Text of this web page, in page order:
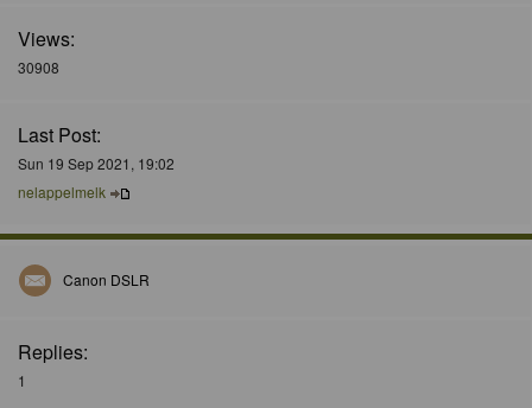
Views:
30908
Last Post:
Sun 19 Sep 2021, 19:02
nelappelmelk
Canon DSLR
Replies:
1